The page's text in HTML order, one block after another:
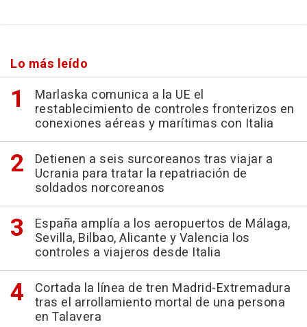
Lo más leído
Marlaska comunica a la UE el
restablecimiento de controles fronterizos en
conexiones aéreas y marítimas con Italia
Detienen a seis surcoreanos tras viajar a
Ucrania para tratar la repatriación de
soldados norcoreanos
España amplía a los aeropuertos de Málaga,
Sevilla, Bilbao, Alicante y Valencia los
controles a viajeros desde Italia
Cortada la línea de tren Madrid-Extremadura
tras el arrollamiento mortal de una persona
en Talavera